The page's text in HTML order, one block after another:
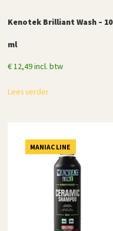
Kenotek Brilliant Wash –
ml
€ 12,49incl. btw
Lees verder
MANIAC LINE